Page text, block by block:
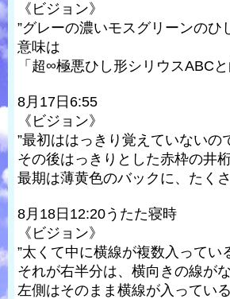
《ビジョン》
”グレーの濃いモスグリーンのひ
意味は
「超∞極悪ひし形シリウスABC
8月17日6:55
《ビジョン》
”最初ははっきり覚えていない
その後はっきりとした赤枠の井
最期は薄黄色のバックに、たく
8月18日12:20うたた寝時
《ビジョン》
”太くて中に横線が複数入ってい
それが右半分は、横向きの線が
左側はそのまま横線が入ってい